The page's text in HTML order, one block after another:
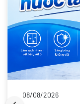
08/08/2026